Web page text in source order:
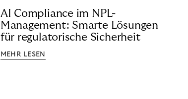
AI Compliance im NPL-
Management: Smarte Lösungen
für regulatorische Sicherheit
MEHR LESEN